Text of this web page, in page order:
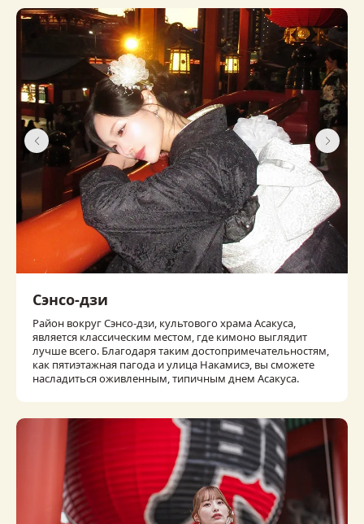
Сэнсо-дзи
Район вокруг Сэнсо-дзи, культового храма Асакуса,
является классическим местом, где кимоно выглядит
лучше всего. Благодаря таким достопримечательностям,
как пятиэтажная пагода и улица Накамисэ, вы сможете
насладиться оживленным, типичным днем ​​Асакуса.